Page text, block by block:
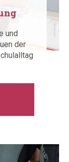
und
der